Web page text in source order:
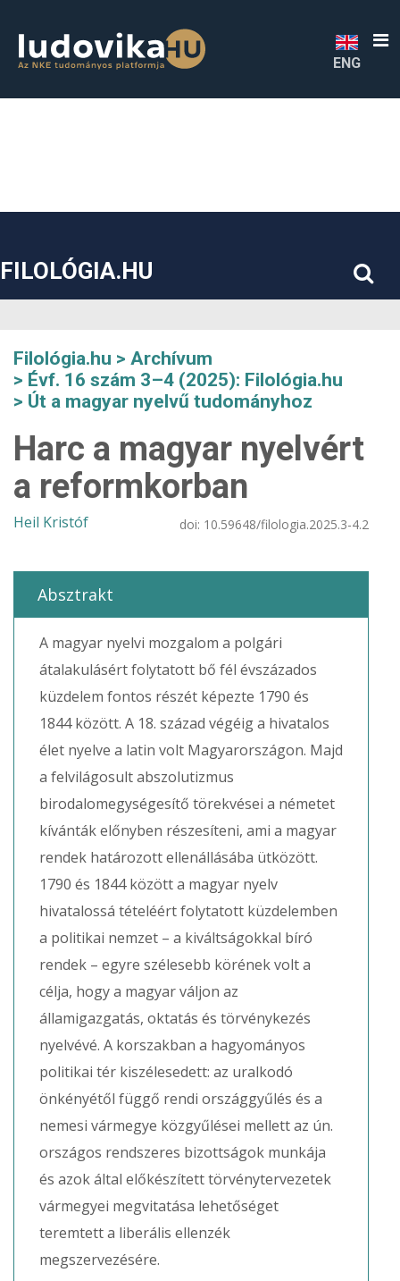
##plugins.themes.bootstrap3.accessible_menu.sidebar##
ENG
FILOLÓGIA.HU
Filológia.hu
Archívum
Évf. 16 szám 3–4 (2025): Filológia.hu
Út a magyar nyelvű tudományhoz
Harc a magyar nyelvért
a reformkorban
Heil Kristóf doi: 10.59648/filologia.2025.3-4.2
Absztrakt
A magyar nyelvi mozgalom a polgári
átalakulásért folytatott bő fél évszázados
küzdelem fontos részét képezte 1790 és
1844 között. A 18. század végéig a hivatalos
élet nyelve a latin volt Magyarországon. Majd
a felvilágosult abszolutizmus
birodalomegységesítő törekvései a németet
kívánták előnyben részesíteni, ami a magyar
rendek határozott ellenállásába ütközött.
1790 és 1844 között a magyar nyelv
hivatalossá tételéért folytatott küzdelemben
a politikai nemzet – a kiváltságokkal bíró
rendek – egyre szélesebb körének volt a
célja, hogy a magyar váljon az
államigazgatás, oktatás és törvénykezés
nyelvévé. A korszakban a hagyományos
politikai tér kiszélesedett: az uralkodó
önkényétől függő rendi országgyűlés és a
nemesi vármegye közgyűlései mellett az ún.
országos rendszeres bizottságok munkája
és azok által előkészített törvénytervezetek
vármegyei megvitatása lehetőséget
teremtett a liberális ellenzék
megszervezésére.